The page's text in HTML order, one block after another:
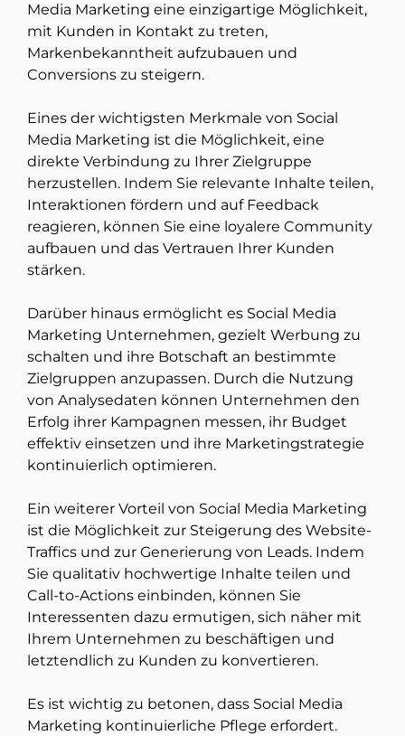
Media Marketing eine einzigartige Möglichkeit,
mit Kunden in Kontakt zu treten,
Markenbekanntheit aufzubauen und
Conversions zu steigern.
Eines der wichtigsten Merkmale von Social
Media Marketing ist die Möglichkeit, eine
direkte Verbindung zu Ihrer Zielgruppe
herzustellen. Indem Sie relevante Inhalte teilen,
Interaktionen fördern und auf Feedback
reagieren, können Sie eine loyalere Community
aufbauen und das Vertrauen Ihrer Kunden
stärken.
Darüber hinaus ermöglicht es Social Media
Marketing Unternehmen, gezielt Werbung zu
schalten und ihre Botschaft an bestimmte
Zielgruppen anzupassen. Durch die Nutzung
von Analysedaten können Unternehmen den
Erfolg ihrer Kampagnen messen, ihr Budget
effektiv einsetzen und ihre Marketingstrategie
kontinuierlich optimieren.
Ein weiterer Vorteil von Social Media Marketing
ist die Möglichkeit zur Steigerung des Website-
Traffics und zur Generierung von Leads. Indem
Sie qualitativ hochwertige Inhalte teilen und
Call-to-Actions einbinden, können Sie
Interessenten dazu ermutigen, sich näher mit
Ihrem Unternehmen zu beschäftigen und
letztendlich zu Kunden zu konvertieren.
Es ist wichtig zu betonen, dass Social Media
Marketing kontinuierliche Pflege erfordert.